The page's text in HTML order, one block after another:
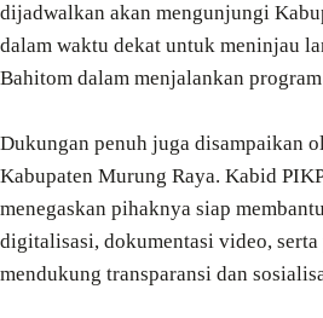
dijadwalkan akan mengunjungi
dalam waktu dekat untuk meninjau
Bahitom dalam menjalankan
Dukungan penuh juga disampaikan
Kabupaten Murung Raya. Kabid
menegaskan pihaknya siap
digitalisasi, dokumentasi video,
mendukung transparansi dan